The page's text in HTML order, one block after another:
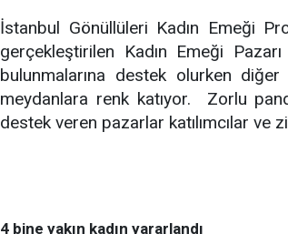
İstanbul Gönüllüleri Kadın Emeği
gerçekleştirilen Kadın Emeği
bulunmalarına destek olurken
meydanlara renk katıyor. Zorlu
destek veren pazarlar katılımcılar
4 bine yakın kadın yararlandı